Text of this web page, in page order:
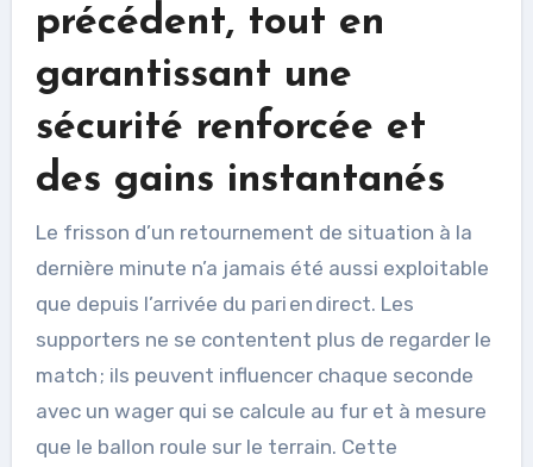
précédent, tout en
garantissant une
sécurité renforcée et
des gains instantanés
Le frisson d’un retournement de situation à la
dernière minute n’a jamais été aussi exploitable
que depuis l’arrivée du pari en direct. Les
supporters ne se contentent plus de regarder le
match ; ils peuvent influencer chaque seconde
avec un wager qui se calcule au fur et à mesure
que le ballon roule sur le terrain. Cette